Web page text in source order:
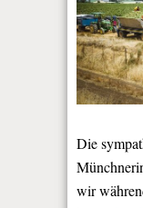
Die
wir